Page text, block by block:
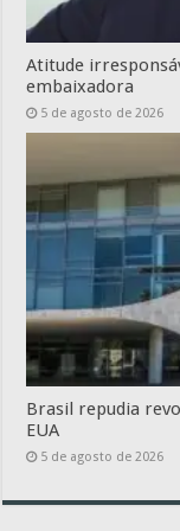
Atitude
embaixadora
5 de agosto de 2026
Brasil repudia
EUA
5 de agosto de 2026